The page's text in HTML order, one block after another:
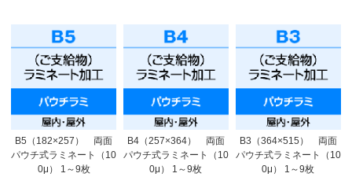
B5（182×257） 両面
パウチ式ラミネート（10
0μ） 1～9枚
B4（257×364） 両面
パウチ式ラミネート（10
0μ） 1～9枚
B3（364×515） 両面
パウチ式ラミネート（10
0μ） 1～9枚